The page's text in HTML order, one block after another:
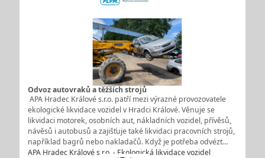
Odvoz autovraků a těžších strojů
APA Hradec Králové s.r.o. patří mezi výrazné provozovatele
ekologické likvidace vozidel v Hradci Králové. Věnuje se
likvidaci motorek, osobních aut, nákladních vozidel, přívěsů,
návěsů i autobusů a zajišťuje také likvidaci pracovních strojů,
například bagrů nebo nakladačů. Když je potřeba odvézt…
APA Hradec Králové s.r.o. - Ekologická likvidace vozidel